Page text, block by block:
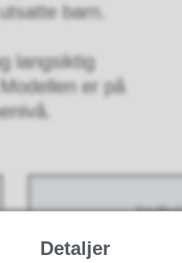
barn.
langsiktig
er på
Detaljer